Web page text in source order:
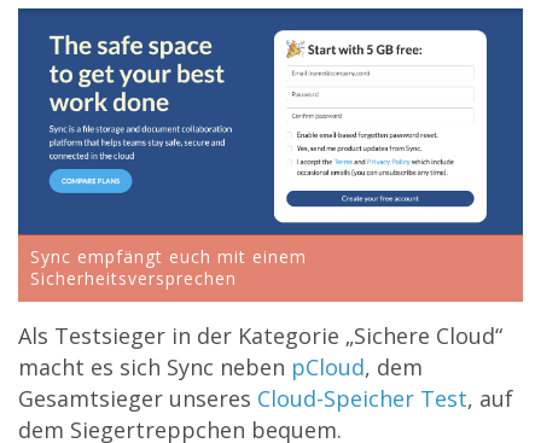
Sync empfängt euch mit einem
Sicherheitsversprechen
Als Testsieger in der Kategorie „Sichere Cloud“
macht es sich Sync neben pCloud, dem
Gesamtsieger unseres Cloud-Speicher Test, auf
dem Siegertreppchen bequem.